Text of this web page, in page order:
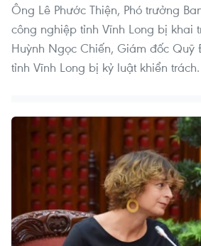
Ông Lê Phước Thiện, Phó trưởng
công nghiệp tỉnh Vĩnh Long bị khai
Huỳnh Ngọc Chiến, Giám đốc Quỹ
tỉnh Vĩnh Long bị kỷ luật khiển trách.